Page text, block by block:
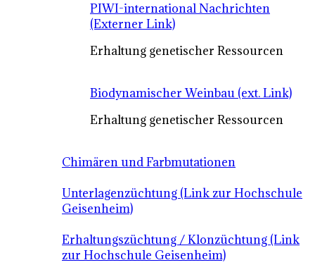
PIWI-international Nachrichten
(Externer Link)
Erhaltung genetischer Ressourcen
Biodynamischer Weinbau (ext. Link)
Erhaltung genetischer Ressourcen
Chimären und Farbmutationen
Unterlagenzüchtung (Link zur Hochschule
Geisenheim)
Erhaltungszüchtung / Klonzüchtung (Link
zur Hochschule Geisenheim)